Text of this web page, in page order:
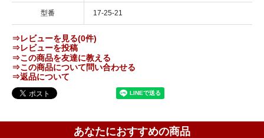
型番 17-25-21
⇒レビューを見る(0件)
⇒レビューを投稿
⇒この商品を友達に教える
⇒この商品について問い合わせる
⇒返品について
あなたにおすすめの商品